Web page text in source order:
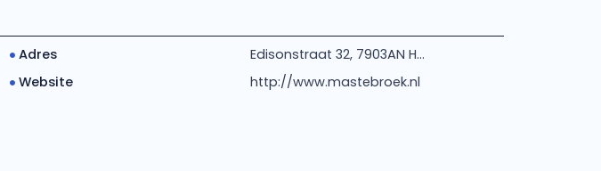
Adres
Edisonstraat 32, 7903AN H...
Website
http://www.mastebroek.nl